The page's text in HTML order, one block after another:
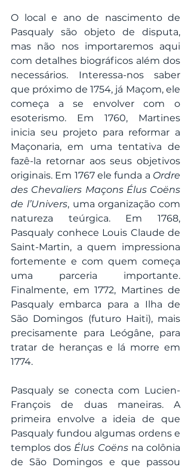
O local e ano de nascimento de
Pasqualy são objeto de disputa,
mas não nos importaremos aqui
com detalhes biográficos além dos
necessários. Interessa-nos saber
que próximo de 1754, já Maçom, ele
começa a se envolver com o
esoterismo. Em 1760, Martines
inicia seu projeto para reformar a
Maçonaria, em uma tentativa de
fazê-la retornar aos seus objetivos
originais. Em 1767 ele funda a Ordre
des Chevaliers Maçons Élus Coëns
de l’Univers, uma organização com
natureza teúrgica. Em 1768,
Pasqualy conhece Louis Claude de
Saint-Martin, a quem impressiona
fortemente e com quem começa
uma parceria importante.
Finalmente, em 1772, Martines de
Pasqualy embarca para a Ilha de
São Domingos (futuro Haiti), mais
precisamente para Leógâne, para
tratar de heranças e lá morre em
1774.
Pasqualy se conecta com Lucien-
François de duas maneiras. A
primeira envolve a ideia de que
Pasqualy fundou algumas ordens e
templos dos Élus Coëns na colônia
de São Domingos e que passou